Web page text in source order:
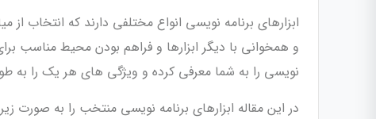
ابزارهای برنامه نویسی انواع مختلفی دارند که انتخاب از
و همخوانی با دیگر ابزارها و فراهم بودن محیط مناسب
نویسی را به شما معرفی کرده و ویژگی های هر یک را به
در این مقاله ابزارهای برنامه نویسی منتخب را به صورت